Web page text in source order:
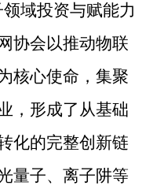
域投资与赋能力
协会以推动物联
核心使命，集聚
，形成了从基础
化的完整创新链
量子、离子阱等